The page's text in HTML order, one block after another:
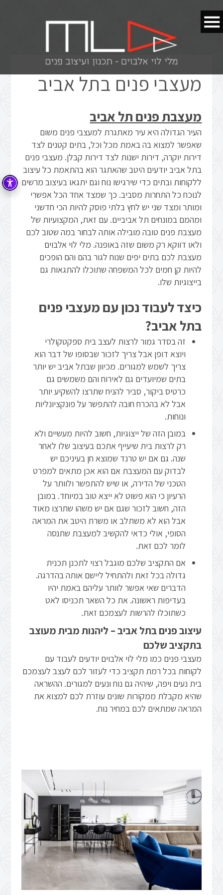
מעצבי פנים בתל אביב
מעצבת פנים תל אביב
העיר הגדולה היא עיר מאתגרת למעצבי פנים משום
שאפשר למצוא בה באמת מכל וכל, בתים קטנים לצד
דירות יוקרה, דירות ישנות לצד דירות קבלן. מעצבי פנים
בתל אביב יודעים היטב שהאתגר הוא בהתאמת כל עיצוב
ללקוחות ובתים כדי שירגישו נוח וגם יתגאו בעיצוב מרשים
לנוכח כל התחרות מסביב. כך שמצד אחד הכל אפשרי
ומותר ומצד שני יש לחץ בלתי פוסק להיות הכי חדשני
ומהמם במונחים תל אביביים. עם זאת, המקצועיות של
מעצבת פנים טובה מובילה אותה לבחור במה שטוב לכם
ולאו דווקא רק משום שזה באופנה. מלי לוי אלבוים
מעצבת לכם בתים יפים שנוח לגור בהם והם הופכים
להיות קן חמים לכל המשפחה שתוכלו להתגאות גם
בייצוגיות שלו.
כיצד לעבוד נכון עם מעצבי פנים
בתל אביב?
זה בסדר גמור לרצות לעצב בית ספקטקולרי
ויוצא דופן אבל צריך לזכור שבסופו של דבר הוא
צריך לשמש למגורים. מכיוון שבתל אביב יש יותר
בתים שמיועדים גם לאירוח והם משמשים גם
כרטיס ביקור, סביר להניח שתרצו להשקיע יותר
אבל לא בהכרח חובה להתפשר על פונקציונליות
ונוחות.
במובן הזה של ייצוגיות, חשוב להיות מעשיים ולא
רק לרצות בית שיעייף אתכם בעיצוב שלו לאחר
שנה. גם אם יש טרנד שמוצא חן בעיניכם יש
לבדוק עם המעצבת אם הוא אכן מתאים למפרט
הטכני של הדירה, או שיש להתפשר ולוותר על
הרעיון כי הוא פשוט לא ייצא טוב במיוחד. במובן
הזה, חשוב לזכור שגם אם יש משהו שתרצו מאוד
אבל הוא לא משתלב או משרת היטב את המראה
הסופי, אולי כדאי להקשיב למעצבת שתנסה
לומר לכם זאת.
אם התקציב שלכם מוגבל רצוי לתכנן תכנית
גדולה בכל זאת ולהתחיל ליישם אותה בהדרגה.
הדברים שאי אפשר לוותר עליהם באמת יהיו
בעדיפות ראשונה. את כל השאר תכניסו לאט
כשתוכלו להרשות לעצמכם זאת.
עיצוב פנים בתל אביב – ליהנות מבית מעוצב
בתקציב שלכם
מעצבי פנים כמו מלי לוי אלבוים יודעים לעבוד עם
לקוחות בכל רמת תקציב כדי לעזור לכם לעצב לעצמכם
בית נעים ויפה, שיהיה גם נוח ונעים למגורים. ההשראה
שהיא מקבלת ממקורות שונים עוזרת לכם למצוא את
המראה שמתאים לכם במחיר נוח.